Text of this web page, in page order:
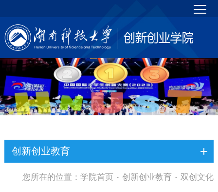
创新创业教育
您所在的位置：学院首页 - 创新创业教育 - 双创文化